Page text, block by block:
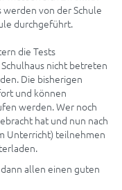
werden von der Schule
durchgeführt.
die Tests
nicht betreten
Die bisherigen
und können
werden. Wer noch
hat und nun nach
Unterricht) teilnehmen
allen einen guten